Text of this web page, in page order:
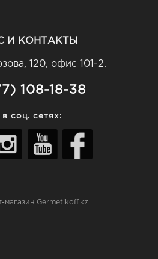
И КОНТАКТЫ
120, офис 101-2.
108-18-38
соц. сетях:
магазин Germetikoff.kz